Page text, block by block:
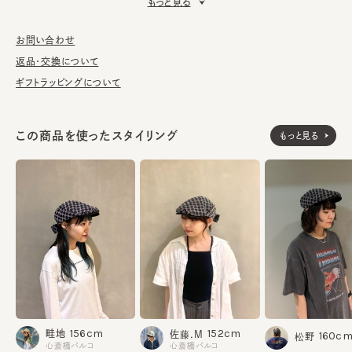
が汚れてしまう前の対策として、汗止めのハットライナーのお勧め
しております。
※柄の出方は個体差があります。
部分：アセテート100%
生産国 made in JAPAN
お問い合わせ
返品・交換について
ギフトラッピングについて
この商品を使ったスタイリング もっと見る
畦地 156cm
心斎橋パルコ
佐藤.M 152cm
心斎橋パルコ
松野 160cm